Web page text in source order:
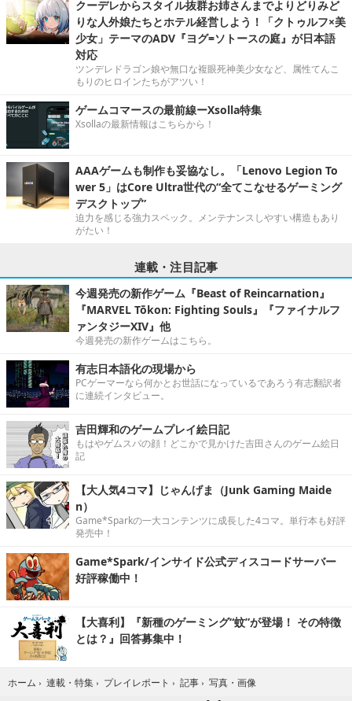
クーデレからスタイル抜群お姉さんまでよりどりみど
りな人外娘たちとホテル経営しよう！「クトゥルフ×美
少女」テーマのADV『ヨグ=ソトースの庭』が日本語
対応
ツンデレドラゴン娘や無口な複眼死神美少女など、属性てんこ
もりのヒロインたちがアツい！
ゲームコマースの最前線ーXsolla特集
Xsollaの最新情報はこちらから！
AAAゲームも制作も妥協なし。「Lenovo Legion To
wer 5」はCore Ultra世代の“全てこなせるゲーミング
デスクトップ”
迫力を感じる強力スペック。メンテナンスしやすい構造もあり
がたい！
連載・注目記事
今週発売の新作ゲーム『Beast of Reincarnation』
『MARVEL Tōkon: Fighting Souls』『ファイナルフ
ァンタジーXIV』他
今週発売の新作ゲームはこちら。
有志日本語化の現場から
PCゲーマーなら何かとお世話になっているであろう有志翻訳者
に連続インタビュー。
吉田輝和のゲームプレイ絵日記
もはやゲムスパの顔！どこかで見かけた吉田さんのゲーム絵日
記
【大人気4コマ】じゃんげま（Junk Gaming Maide
n）
Game*Sparkの一大コンテンツに成長した4コマ。単行本も好評
発売中！
Game*Spark/インサイド公式ディスコードサーバー
好評稼働中！
【大喜利】『新種のゲーミング“蚊”が登場！ その特徴
とは？』回答募集中！
ホーム › 連載・特集 › プレイレポート › 記事 › 写真・画像